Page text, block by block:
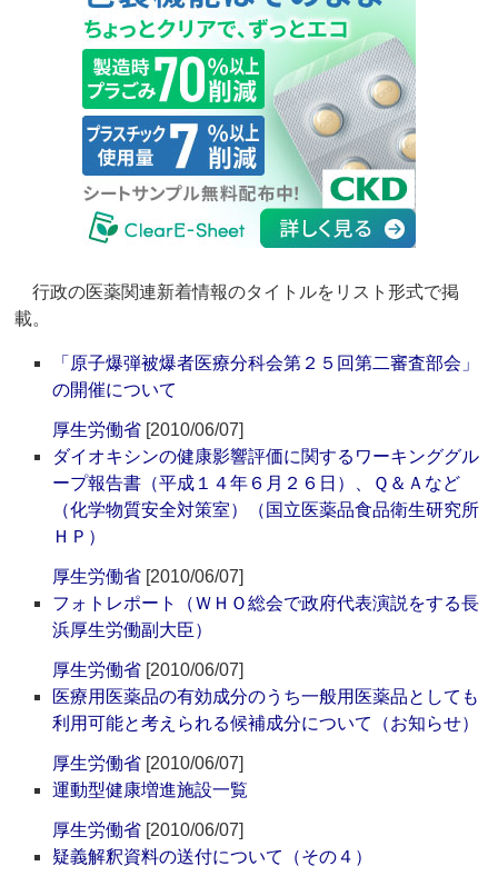
行政の医薬関連新着情報のタイトルをリスト形式で掲
載。
「原子爆弾被爆者医療分科会第２５回第二審査部会」
の開催について
厚生労働省 [2010/06/07]
ダイオキシンの健康影響評価に関するワーキンググル
ープ報告書（平成１４年６月２６日）、Ｑ＆Ａなど
（化学物質安全対策室）（国立医薬品食品衛生研究所
ＨＰ）
厚生労働省 [2010/06/07]
フォトレポート（ＷＨＯ総会で政府代表演説をする長
浜厚生労働副大臣）
厚生労働省 [2010/06/07]
医療用医薬品の有効成分のうち一般用医薬品としても
利用可能と考えられる候補成分について（お知らせ）
厚生労働省 [2010/06/07]
運動型健康増進施設一覧
厚生労働省 [2010/06/07]
疑義解釈資料の送付について（その４）